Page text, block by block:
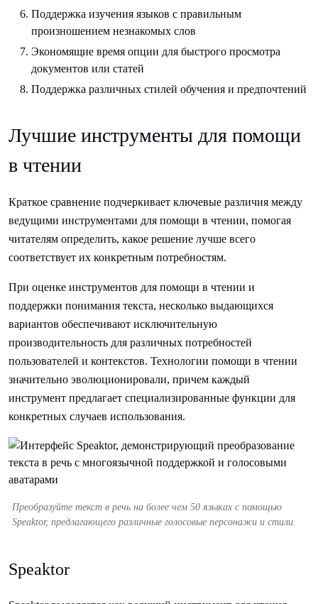
Поддержка изучения языков с правильным
произношением незнакомых слов
Экономящие время опции для быстрого просмотра
документов или статей
Поддержка различных стилей обучения и предпочтений
Лучшие инструменты для помощи
в чтении
Краткое сравнение подчеркивает ключевые различия между
ведущими инструментами для помощи в чтении, помогая
читателям определить, какое решение лучше всего
соответствует их конкретным потребностям.
При оценке инструментов для помощи в чтении и
поддержки понимания текста, несколько выдающихся
вариантов обеспечивают исключительную
производительность для различных потребностей
пользователей и контекстов. Технологии помощи в чтении
значительно эволюционировали, причем каждый
инструмент предлагает специализированные функции для
конкретных случаев использования.
Преобразуйте текст в речь на более чем 50 языках с помощью
Speaktor, предлагающего различные голосовые персонажи и стили.
Speaktor